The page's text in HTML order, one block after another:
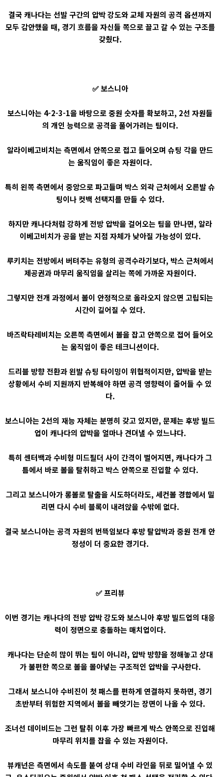
결국 캐나다는 선발 구간의 압박 강도와 교체 자원의 공격 옵션까지
모두 감안했을 때, 경기 흐름을 자신들 쪽으로 끌고 갈 수 있는 구조를
갖췄다.
✅ 보스니아
보스니아는 4-2-3-1을 바탕으로 중원 숫자를 확보하고, 2선 자원들
의 개인 능력으로 공격을 풀어가려는 팀이다.
알라이베고비치는 측면에서 안쪽으로 접고 들어오며 슈팅 각을 만드
는 움직임이 좋은 자원이다.
특히 왼쪽 측면에서 중앙으로 파고들며 박스 외곽 근처에서 오른발 슈
팅이나 컷백 선택지를 만들 수 있다.
하지만 캐나다처럼 강하게 전방 압박을 걸어오는 팀을 만나면, 알라
이베고비치가 공을 받는 지점 자체가 낮아질 가능성이 있다.
루키치는 전방에서 버텨주는 유형의 공격수라기보다, 박스 근처에서
제공권과 마무리 움직임을 살리는 쪽에 가까운 자원이다.
그렇지만 전개 과정에서 볼이 안정적으로 올라오지 않으면 고립되는
시간이 길어질 수 있다.
바즈락타레비치는 오른쪽 측면에서 볼을 잡고 안쪽으로 접어 들어오
는 움직임이 좋은 테크니션이다.
드리블 방향 전환과 왼발 슈팅 타이밍이 위협적이지만, 압박을 받는
상황에서 수비 지원까지 반복해야 하면 공격 영향력이 줄어들 수 있
다.
보스니아는 2선의 재능 자체는 분명히 갖고 있지만, 문제는 후방 빌드
업이 캐나다의 압박을 얼마나 견뎌낼 수 있느냐다.
특히 센터백과 수비형 미드필더 사이 간격이 벌어지면, 캐나다가 그
틈에서 바로 볼을 탈취하고 박스 안쪽으로 진입할 수 있다.
그리고 보스니아가 롱볼로 탈출을 시도하더라도, 세컨볼 경합에서 밀
리면 다시 수비 블록이 내려앉을 수밖에 없다.
결국 보스니아는 공격 자원의 번뜩임보다 후방 탈압박과 중원 전개 안
정성이 더 중요한 경기다.
✅ 프리뷰
이번 경기는 캐나다의 전방 압박 강도와 보스니아 후방 빌드업의 대응
력이 정면으로 충돌하는 매치업이다.
캐나다는 단순히 많이 뛰는 팀이 아니라, 압박 방향을 정해놓고 상대
가 불편한 쪽으로 볼을 몰아넣는 구조적인 압박을 구사한다.
그래서 보스니아 수비진이 첫 패스를 편하게 연결하지 못하면, 경기
초반부터 위험한 지역에서 볼을 빼앗기는 장면이 나올 수 있다.
조너선 데이비드는 그런 탈취 이후 가장 빠르게 박스 안쪽으로 진입해
마무리 위치를 잡을 수 있는 자원이다.
뷰캐넌은 측면에서 속도를 붙여 상대 수비 라인을 뒤로 밀어낼 수 있